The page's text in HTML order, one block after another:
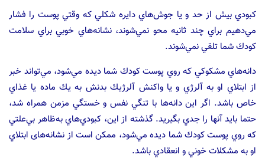
كبودي بيش از حد و يا جوش‌هاي دايره شكلي كه وقتي پوست را فشار
مي‌دهيم براي چند ثانيه محو نمي‌شوند، نشانه‌هاي خوبي براي سلامت
كودك شما تلقي نمي‌شوند.
دانه‌هاي مشكوكي كه روي پوست كودك شما ديده مي‌شود، مي‌تواند خبر
از ابتلاي او به آلرژي و يا واكنش آلرژيك بدنش به يك ماده يا غذاي
خاص باشد. اگر اين دانه‌ها با تنگي نفس و خستگي مزمن همراه شد،
حتما بايد آنها را جدي بگيريد. گذشته از اين، كبودي‌هاي به‌ظاهر بي‌علتي
كه روي پوست كودك شما ديده مي‌شود، ممكن است از نشانه‌های ابتلاي
او به مشكلات خوني و انعقادي باشد.